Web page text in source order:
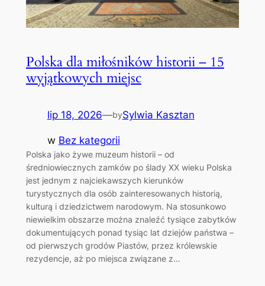
Polska dla miłośników historii – 15
wyjątkowych miejsc
lip 18, 2026—bySylwia Kasztan
w Bez kategorii
Polska jako żywe muzeum historii – od
średniowiecznych zamków po ślady XX wieku Polska
jest jednym z najciekawszych kierunków
turystycznych dla osób zainteresowanych historią,
kulturą i dziedzictwem narodowym. Na stosunkowo
niewielkim obszarze można znaleźć tysiące zabytków
dokumentujących ponad tysiąc lat dziejów państwa –
od pierwszych grodów Piastów, przez królewskie
rezydencje, aż po miejsca związane z…